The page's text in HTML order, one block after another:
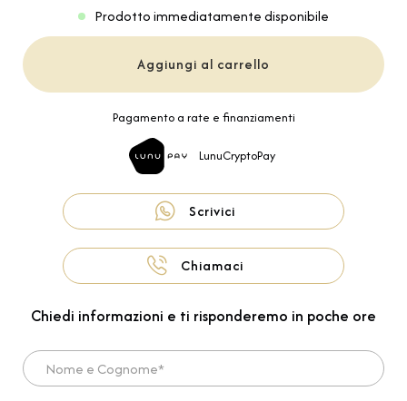
Prodotto immediatamente disponibile
Aggiungi al carrello
Pagamento a rate e finanziamenti
LunuCryptoPay
Scrivici
Chiamaci
Chiedi informazioni e ti risponderemo in poche ore
Nome e Cognome*